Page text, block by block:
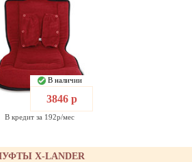
В наличии
3846 р
В кредит за 192р/мес
X-LANDER